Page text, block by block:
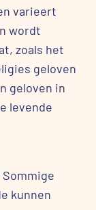
varieert
wordt
zoals het
geloven
geloven in
levende
kunnen